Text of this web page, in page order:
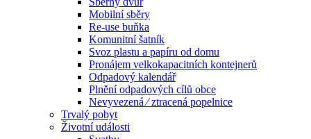
Mobilní sběry
Re-use buňka
Komunitní šatník
Svoz plastu a papíru od domu
Pronájem velkokapacitních kontejnerů
Odpadový kalendář
Plnění odpadových cílů obce
Nevyvezená ⁄ ztracená popelnice
Trvalý pobyt
Životní události